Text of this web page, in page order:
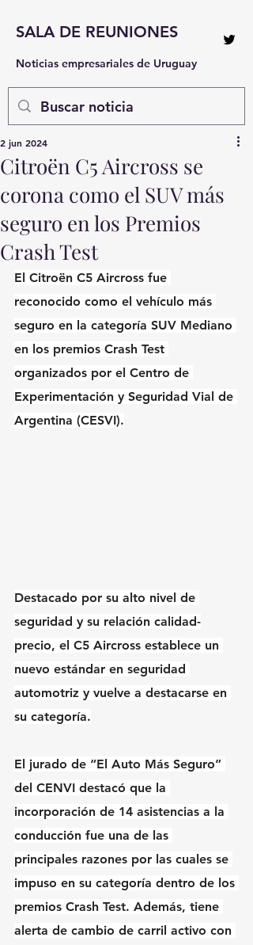
SALA DE REUNIONES
Noticias empresariales de Uruguay
Citroën C5 Aircross se
corona como el SUV más
seguro en los Premios
Crash Test
2 jun 2024
El Citroën C5 Aircross fue
reconocido como el vehículo más
seguro en la categoría SUV Mediano
en los premios Crash Test
organizados por el Centro de
Experimentación y Seguridad Vial de
Argentina (CESVI).
Destacado por su alto nivel de
seguridad y su relación calidad-
precio, el C5 Aircross establece un
nuevo estándar en seguridad
automotriz y vuelve a destacarse en
su categoría.
El jurado de “El Auto Más Seguro”
del CENVI destacó que la
incorporación de 14 asistencias a la
conducción fue una de las
principales razones por las cuales se
impuso en su categoría dentro de los
premios Crash Test. Además, tiene
alerta de cambio de carril activo con